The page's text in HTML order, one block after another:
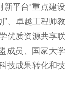
新平台”重点建设
”、卓越工程师教
优质资源共享联
成员、国家大学
技成果转化和技